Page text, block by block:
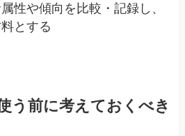
性や傾向を比較・記録し、
とする
う前に考えておくべき